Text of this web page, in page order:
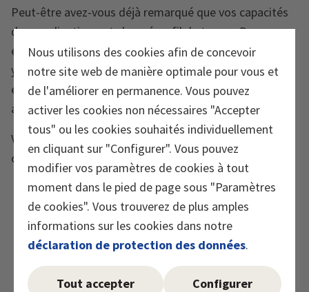
Nous utilisons des cookies afin de concevoir
notre site web de manière optimale pour vous et
de l'améliorer en permanence. Vous pouvez
activer les cookies non nécessaires "Accepter
tous" ou les cookies souhaités individuellement
en cliquant sur "Configurer". Vous pouvez
modifier vos paramètres de cookies à tout
moment dans le pied de page sous "Paramètres
de cookies". Vous trouverez de plus amples
informations sur les cookies dans notre
déclaration de protection des données.
Tout accepter Configurer
Peut-être avez-vous déjà remarqué que vos capacités
de coordination ont changé au fil du temps. Des
exercices spéciaux sur des surfaces instables ou les
yeux fermés favorisent l’interaction entre les muscles
et les nerfs–ils renforcent les articulations et
accroissent la sécurité au quotidien.
Voici deux possibilités pour travailler votre
coordination:
Appui sur un pied les yeux fermés:tenez-vous
sur une jambe, fermez les yeux et maintenez la
position pendant 20 à 30 secondes. Puis changez
de jambe. Si c’est trop difficile au début, ouvrez les
yeux.